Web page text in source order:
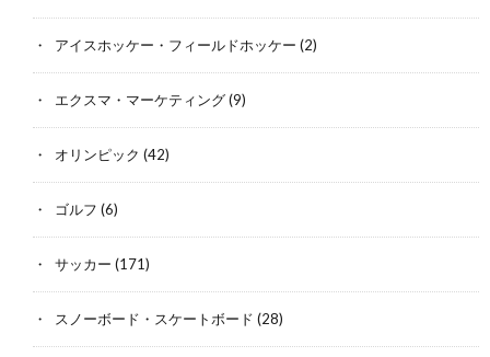
アイスホッケー・フィールドホッケー (2)
エクスマ・マーケティング(9)
オリンピック (42)
ゴルフ (6)
サッカー (171)
スノーボード・スケートボード (28)